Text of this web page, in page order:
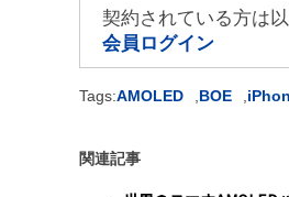
契約されている方は
会員ログイン
Tags:AMOLED BOE
関連記事